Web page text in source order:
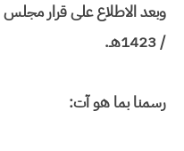
/ 1423هـ.
رسمنا بما هو آت: